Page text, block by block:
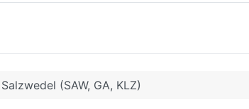
(SAW, GA, KLZ)